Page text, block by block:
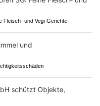
Fleisch- und Vegi-Gerichte